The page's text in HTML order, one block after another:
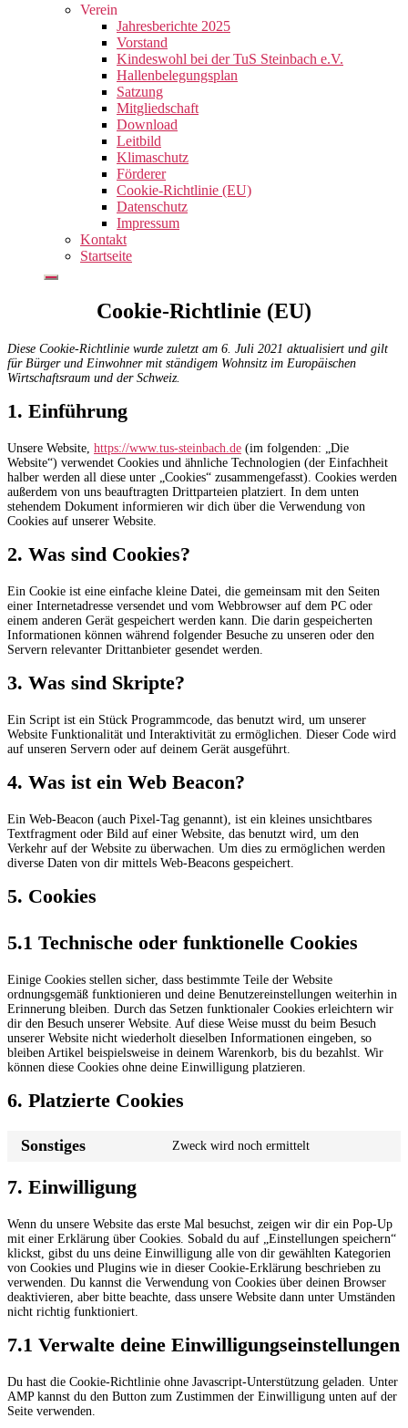
Verein
Jahresberichte 2025
Vorstand
Kindeswohl bei der TuS Steinbach e.V.
Hallenbelegungsplan
Satzung
Mitgliedschaft
Download
Leitbild
Klimaschutz
Förderer
Cookie-Richtlinie (EU)
Datenschutz
Impressum
Kontakt
Startseite
Cookie-Richtlinie (EU)
Diese Cookie-Richtlinie wurde zuletzt am 6. Juli 2021 aktualisiert und gilt
für Bürger und Einwohner mit ständigem Wohnsitz im Europäischen
Wirtschaftsraum und der Schweiz.
1. Einführung
Unsere Website, https://www.tus-steinbach.de (im folgenden: „Die
Website“) verwendet Cookies und ähnliche Technologien (der Einfachheit
halber werden all diese unter „Cookies“ zusammengefasst). Cookies werden
außerdem von uns beauftragten Drittparteien platziert. In dem unten
stehendem Dokument informieren wir dich über die Verwendung von
Cookies auf unserer Website.
2. Was sind Cookies?
Ein Cookie ist eine einfache kleine Datei, die gemeinsam mit den Seiten
einer Internetadresse versendet und vom Webbrowser auf dem PC oder
einem anderen Gerät gespeichert werden kann. Die darin gespeicherten
Informationen können während folgender Besuche zu unseren oder den
Servern relevanter Drittanbieter gesendet werden.
3. Was sind Skripte?
Ein Script ist ein Stück Programmcode, das benutzt wird, um unserer
Website Funktionalität und Interaktivität zu ermöglichen. Dieser Code wird
auf unseren Servern oder auf deinem Gerät ausgeführt.
4. Was ist ein Web Beacon?
Ein Web-Beacon (auch Pixel-Tag genannt), ist ein kleines unsichtbares
Textfragment oder Bild auf einer Website, das benutzt wird, um den
Verkehr auf der Website zu überwachen. Um dies zu ermöglichen werden
diverse Daten von dir mittels Web-Beacons gespeichert.
5. Cookies
5.1 Technische oder funktionelle Cookies
Einige Cookies stellen sicher, dass bestimmte Teile der Website
ordnungsgemäß funktionieren und deine Benutzereinstellungen weiterhin in
Erinnerung bleiben. Durch das Setzen funktionaler Cookies erleichtern wir
dir den Besuch unserer Website. Auf diese Weise musst du beim Besuch
unserer Website nicht wiederholt dieselben Informationen eingeben, so
bleiben Artikel beispielsweise in deinem Warenkorb, bis du bezahlst. Wir
können diese Cookies ohne deine Einwilligung platzieren.
6. Platzierte Cookies
Sonstiges Zweck wird noch ermittelt
7. Einwilligung
Wenn du unsere Website das erste Mal besuchst, zeigen wir dir ein Pop-Up
mit einer Erklärung über Cookies. Sobald du auf „Einstellungen speichern“
klickst, gibst du uns deine Einwilligung alle von dir gewählten Kategorien
von Cookies und Plugins wie in dieser Cookie-Erklärung beschrieben zu
verwenden. Du kannst die Verwendung von Cookies über deinen Browser
deaktivieren, aber bitte beachte, dass unsere Website dann unter Umständen
nicht richtig funktioniert.
7.1 Verwalte deine Einwilligungseinstellungen
Du hast die Cookie-Richtlinie ohne Javascript-Unterstützung geladen. Unter
AMP kannst du den Button zum Zustimmen der Einwilligung unten auf der
Seite verwenden.